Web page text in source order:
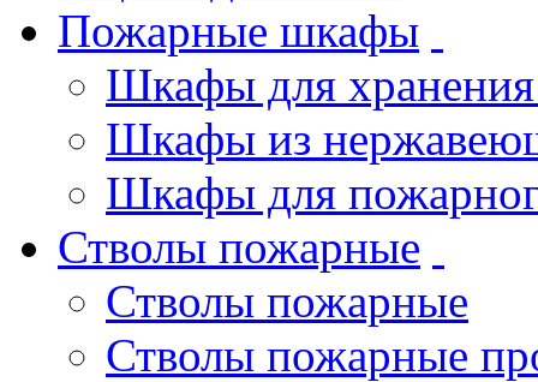
Пожарные шкафы
Шкафы для хранения
Шкафы из
Шкафы для
Стволы пожарные
Стволы пожарные
Стволы пожарные